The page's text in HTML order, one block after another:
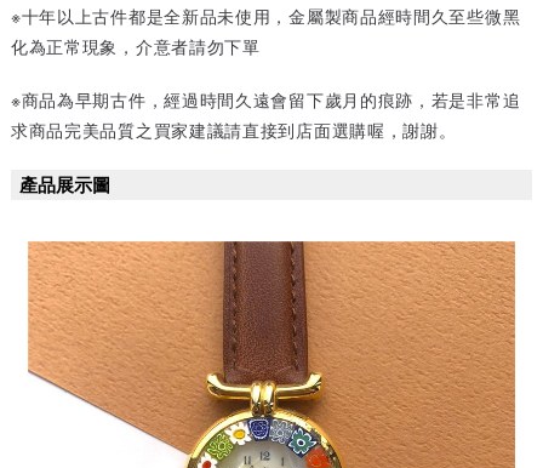
※十年以上古件都是全新品未使用，金屬製商品經時間久至些微黑
化為正常現象，介意者請勿下單
※商品為早期古件，經過時間久遠會留下歲月的痕跡，若是非常追
求商品完美品質之買家建議請直接到店面選購喔，謝謝。
產品展示圖